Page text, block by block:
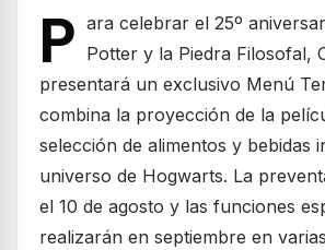
P ara celebrar el 25º
Potter y la Piedra Filosofal,
presentará un exclusivo Menú
combina la proyección de la
selección de alimentos y bebidas
universo de Hogwarts. La
el 10 de agosto y las funciones
realizarán en septiembre en